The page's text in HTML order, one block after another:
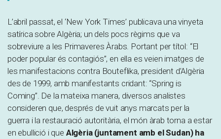
L’abril passat, el ‘New York Times’ publicava una vinyeta
satírica sobre Algèria; un dels pocs règims que va
sobreviure a les Primaveres Àrabs. Portant per títol: “El
poder popular és contagiós”, en ella es veien imatges de
les manifestacions contra Bouteflika, president d’Algèria
des de 1999, amb manifestants cridant: “Spring is
Coming”. De la mateixa manera, diversos analistes
consideren que, després de vuit anys marcats per la
guerra i la restauració autoritària, el món àrab torna a estar
en ebullició i que Algèria (juntament amb el Sudan) ha